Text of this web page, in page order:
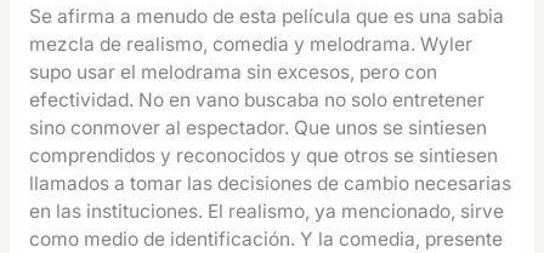
Se afirma a menudo de esta película que es una sabia
mezcla de realismo, comedia y melodrama. Wyler
supo usar el melodrama sin excesos, pero con
efectividad. No en vano buscaba no solo entretener
sino conmover al espectador. Que unos se sintiesen
comprendidos y reconocidos y que otros se sintiesen
llamados a tomar las decisiones de cambio necesarias
en las instituciones. El realismo, ya mencionado, sirve
como medio de identificación. Y la comedia, presente